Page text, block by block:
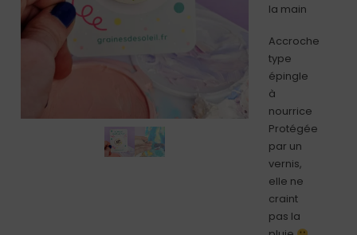
la main
Accroche
type
épingle
à
nourrice
Protégée
par un
vernis,
elle ne
craint
pas la